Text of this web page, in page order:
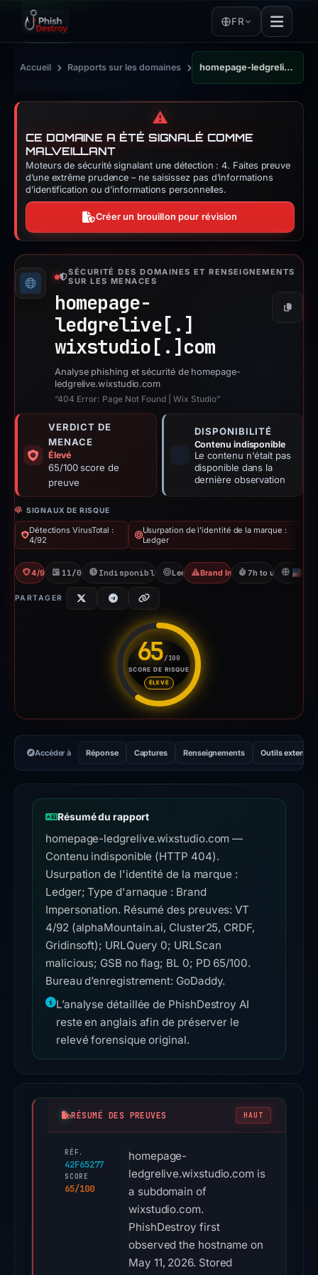
FR
Accueil › Rapports sur les domaines › homepage-ledgrelive.wixstudio.com
⚠️
CE DOMAINE A ÉTÉ SIGNALÉ COMME
MALVEILLANT
Moteurs de sécurité signalant une détection : 4. Faites preuve
d’une extrême prudence – ne saisissez pas d’informations
d’identification ou d’informations personnelles.
Créer un brouillon pour révision
SÉCURITÉ DES DOMAINES ET RENSEIGNEMENTS
SUR LES MENACES
homepage-
ledgrelive[.]
wixstudio[.] com
Copier
Analyse phishing et sécurité de homepage-
ledgrelive.wixstudio.com
“404 Error: Page Not Found | Wix Studio”
VERDICT DE
MENACE
Élevé
65/100 score de
preuve
DISPONIBILITÉ
Contenu indisponible
Le contenu n'était pas
disponible dans la
dernière observation
SIGNAUX DE RISQUE
Détections VirusTotal :
4/92
Usurpation de l'identité de la marque :
Ledger
4/92 VT11/05/2026Indisponible depuis 06/06/2026
LedgerBrand Impersonation7h to unavailable
PARTAGER
65/100
SCORE DE RISQUE
ÉLEVÉ
Score de risque : 65 sur 100.
Accéder à Réponse Captures Renseignements Outils externes
Résumé du rapport
homepage-ledgrelive.wixstudio.com —
Contenu indisponible (HTTP 404).
Usurpation de l'identité de la marque :
Ledger; Type d'arnaque : Brand
Impersonation. Résumé des preuves: VT
4/92 (alphaMountain.ai, Cluster25, CRDF,
Gridinsoft); URLQuery 0; URLScan
malicious; GSB no flag; BL 0; PD 65/100.
Bureau d’enregistrement: GoDaddy.
L’analyse détaillée de PhishDestroy AI
reste en anglais afin de préserver le
relevé forensique original.
RÉSUMÉ DES PREUVES HAUT
RÉF.
42F65277
SCORE
65/100
homepage-
ledgrelive.wixstudio.com is
a subdomain of
wixstudio.com.
PhishDestroy first
observed the hostname on
May 11, 2026. Stored